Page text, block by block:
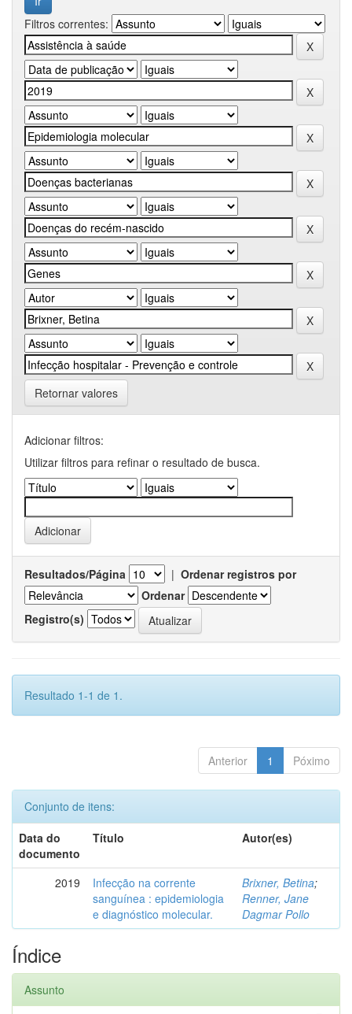
Filtros correntes:
Retornar valores
Adicionar filtros:
Utilizar filtros para refinar o resultado de busca.
Resultados/Página | Ordenar registros por
Ordenar
Registro(s)
Resultado 1-1 de 1.
Anterior 1 Póximo
Conjunto de itens:
Data do
documento
Título Autor(es)
2019
Infecção na corrente
sanguínea : epidemiologia
e diagnóstico molecular.
Brixner, Betina;
Renner, Jane
Dagmar Pollo
Índice
Assunto